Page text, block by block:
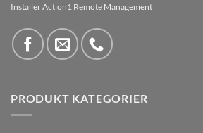
Installer Action1 Remote Management
PRODUKT KATEGORIER